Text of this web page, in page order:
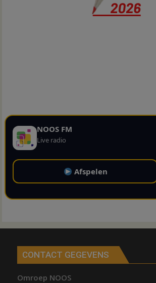
NOOS FM
Live radio
Afspelen
CONTACT GEGEVENS
Omroep NOOS